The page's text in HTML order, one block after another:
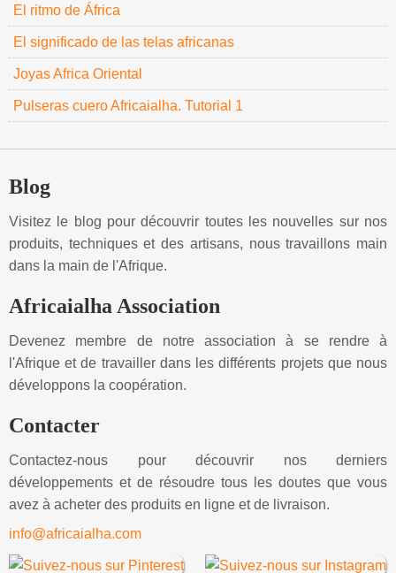
El ritmo de África
El significado de las telas africanas
Joyas Africa Oriental
Pulseras cuero Africaialha. Tutorial 1
Blog
Visitez le blog pour découvrir toutes les nouvelles sur nos
produits, techniques et des artisans, nous travaillons main
dans la main de l'Afrique.
Africaialha Association
Devenez membre de notre association à se rendre à
l'Afrique et de travailler dans les différents projets que nous
développons la coopération.
Contacter
Contactez-nous pour découvrir nos derniers
développements et de résoudre tous les doutes que vous
avez à acheter des produits en ligne et de livraison.
info@africaialha.com